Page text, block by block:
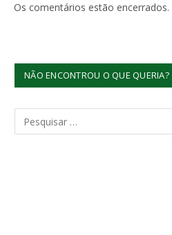
Os comentários estão encerrados.
NÃO ENCONTROU O QUE QUERIA?